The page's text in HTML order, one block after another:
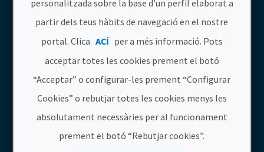
Anar a la web deACTO DEL
ACTO DEL
DESEMBARCO DE
SANTA MARÍA
MAGDALENA A
MONCOFA
Festes
Anar a la web deAnunci i el Sexenni
ANUNCI I EL SEXENNI
personalitzada sobre la base d’un perfil elaborat a
partir dels teus hàbits de navegació en el nostre
portal. Clica ACÍ per a més informació. Pots
acceptar totes les cookies prement el botó
“Acceptar” o configurar-les prement “Configurar
Cookies” o rebutjar totes les cookies menys les
absolutament necessàries per al funcionament
prement el botó “Rebutjar cookies”.